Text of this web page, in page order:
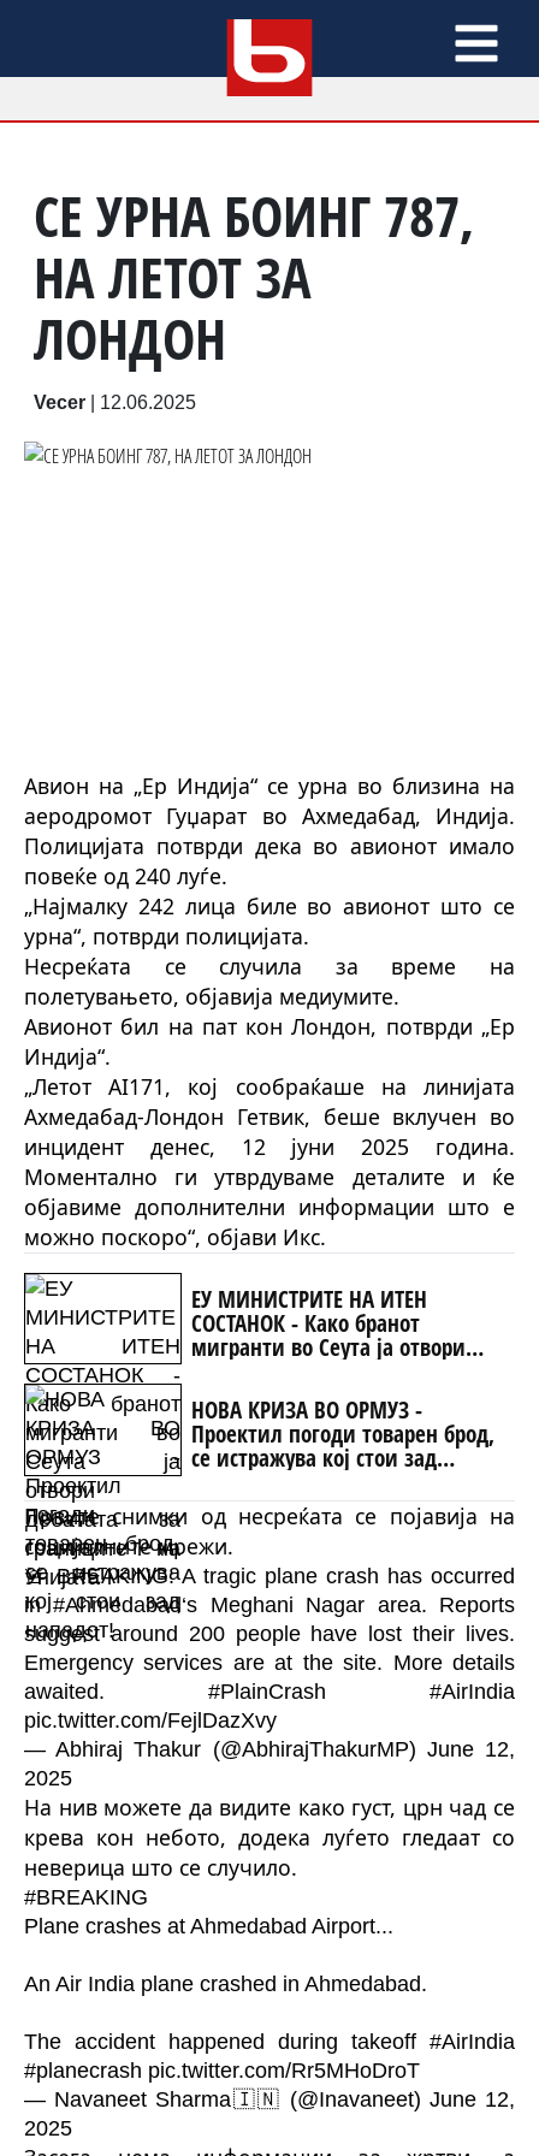
СЕ УРНА БОИНГ 787,
НА ЛЕТОТ ЗА
ЛОНДОН
Vecer 12.06.2025
Авион на „Ер Индија“ се урна во близина на
аеродромот Гуџарат во Ахмедабад, Индија.
Полицијата потврди дека во авионот имало
повеќе од 240 луѓе.
„Најмалку 242 лица биле во авионот што се
урна“, потврди полицијата.
Несреќата се случила за време на
полетувањето, објавија медиумите.
Авионот бил на пат кон Лондон, потврди „Ер
Индија“.
„Летот AI171, кој сообраќаше на линијата
Ахмедабад-Лондон Гетвик, беше вклучен во
инцидент денес, 12 јуни 2025 година.
Моментално ги утврдуваме деталите и ќе
објавиме дополнителни информации што е
можно поскоро“, објави Икс.
ЕУ МИНИСТРИТЕ НА ИТЕН
СОСТАНОК - Како бранот
мигранти во Сеута ја отвори
Унијата
НОВА КРИЗА ВО ОРМУЗ -
Проектил погоди товарен брод,
се истражува кој стои зад
Првите снимки од несреќата се појавија на
социјалните мрежи.
🚨 BREAKING: A tragic plane crash has occurred
in#Ahmedabad‘s Meghani Nagar area. Reports
suggest around 200 people have lost their lives.
Emergency services are at the site. More details
awaited. #PlainCrash
#AirIndia
pic.twitter.com/FejlDazXvy
— Abhiraj Thakur (@AbhirajThakurMP) June 12,
2025
На нив можете да видите како густ, црн чад се
крева кон небото, додека луѓето гледаат со
неверица што се случило.
#BREAKING
Plane crashes at Ahmedabad Airport...
An Air India plane crashed in Ahmedabad.
The accident happened during takeoff #AirIndia
#planecrash pic.twitter.com/Rr5MHoDroT
— Navaneet Sharma🇮🇳 (@Inavaneet) June 12,
2025